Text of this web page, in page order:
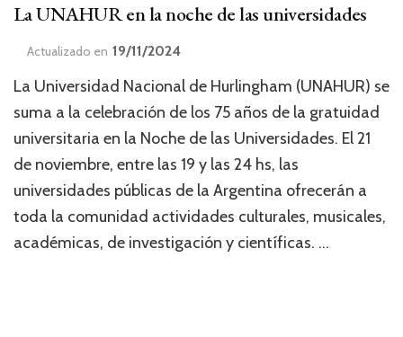
La UNAHUR en la noche de las universidades
Actualizado en 19/11/2024
La Universidad Nacional de Hurlingham (UNAHUR) se
suma a la celebración de los 75 años de la gratuidad
universitaria en la Noche de las Universidades. El 21
de noviembre, entre las 19 y las 24 hs, las
universidades públicas de la Argentina ofrecerán a
toda la comunidad actividades culturales, musicales,
académicas, de investigación y científicas. …